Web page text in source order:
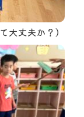
大丈夫か？）